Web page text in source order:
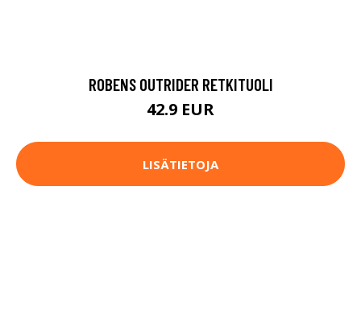
ROBENS OUTRIDER RETKITUOLI
42.9 EUR
LISÄTIETOJA